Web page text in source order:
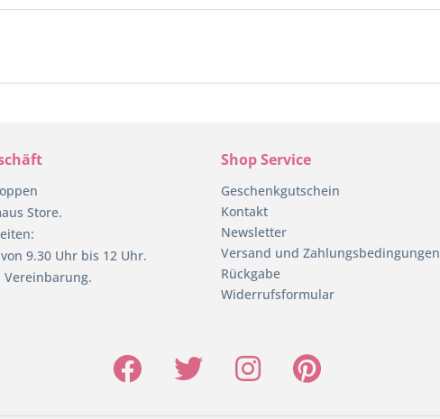
Store.
9.30 Uhr bis 12 Uhr.
Vereinbarung.
Shop Service
Geschenkgutschein
Kontakt
Newsletter
Versand und Zahlungsbedingungen
Rückgabe
Widerrufsformular